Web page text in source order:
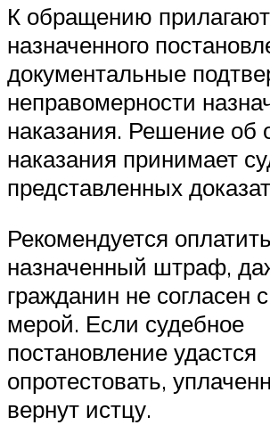
К обращению
назначенного
документальные
неправомерности
наказания. Решение об
наказания принимает
представленных
Рекомендуется оплатить
назначенный штраф,
гражданин не согласен
мерой. Если судебное
постановление удастся
опротестовать,
вернут истцу.